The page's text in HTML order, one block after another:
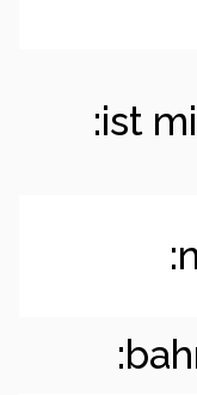
:ist